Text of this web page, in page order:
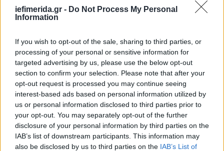
iefimerida.gr - Do Not Process My Personal
Information
If you wish to opt-out of the sale, sharing to third parties, or
processing of your personal or sensitive information for
targeted advertising by us, please use the below opt-out
section to confirm your selection. Please note that after your
opt-out request is processed you may continue seeing
interest-based ads based on personal information utilized by
us or personal information disclosed to third parties prior to
your opt-out. You may separately opt-out of the further
disclosure of your personal information by third parties on the
IAB’s list of downstream participants. This information may
also be disclosed by us to third parties on the IAB’s List of
ΚΟΣΜΟΣ 05/03/2022 06:02
Εισβολή στην Ουκρανία: Το Telegram μπλοκάρει
το ρωσικό RT